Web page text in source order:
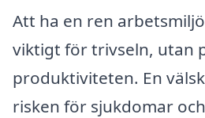
Att ha en ren
viktigt för trivseln, utan
produktiviteten. En
risken för sjukdomar